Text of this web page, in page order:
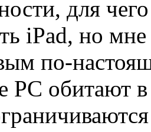
для
iPad, но
по-
PC обитают